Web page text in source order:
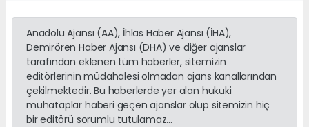
Anadolu Ajansı (AA), İhlas Haber Ajansı (İHA),
Demirören Haber Ajansı (DHA) ve diğer ajanslar
tarafından eklenen tüm haberler, sitemizin
editörlerinin müdahalesi olmadan ajans kanallarından
çekilmektedir. Bu haberlerde yer alan hukuki
muhataplar haberi geçen ajanslar olup sitemizin hiç
bir editörü sorumlu tutulamaz...